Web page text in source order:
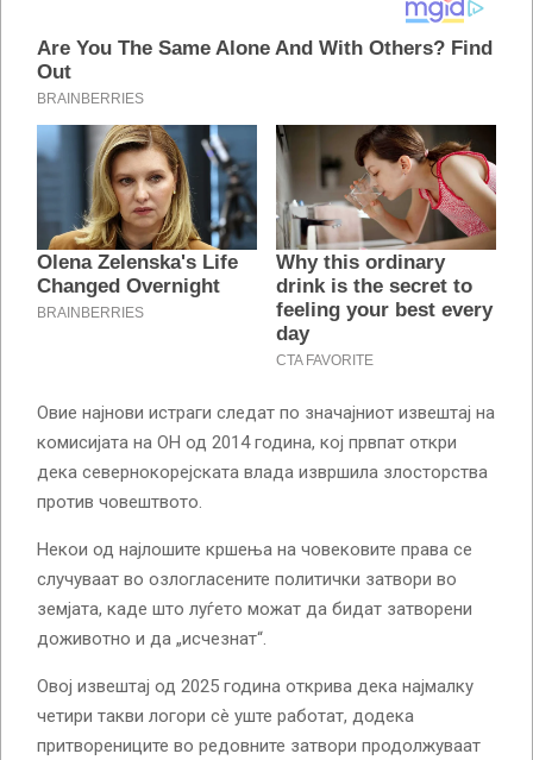
Овие најнови истраги следат по значајниот извештај на
комисијата на ОН од 2014 година, кој првпат откри
дека севернокорејската влада извршила злосторства
против човештвото.
Некои од најлошите кршења на човековите права се
случуваат во озлогласените политички затвори во
земјата, каде што луѓето можат да бидат затворени
доживотно и да „исчезнат“.
Овој извештај од 2025 година открива дека најмалку
четири такви логори сè уште работат, додека
притворениците во редовните затвори продолжуваат